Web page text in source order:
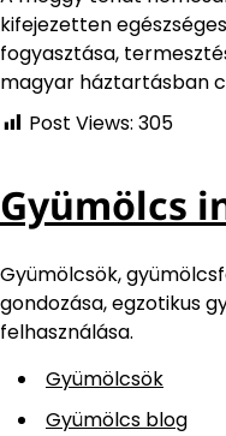
kifejezetten
fogyasztása,
magyar háztartásban
Post Views: 305
Gyümölcs
Gyümölcsök,
gondozása, egzotikus
felhasználása.
Gyümölcsök
Gyümölcs blog